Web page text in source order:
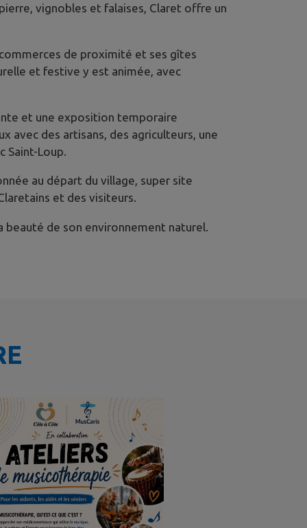
vignobles et falaises, Claret offre un
de proximité et ses gîtes
et festive y est animée, avec
et une exposition temporaire
avec des artisans, des agriculteurs, une
Saint-Loup.
au départ du village, super site
et des visiteurs.
beauté de son environnement naturel.